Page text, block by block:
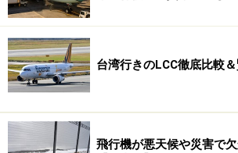
台湾行きのLCC徹底比較
飛行機が悪天候や災害で